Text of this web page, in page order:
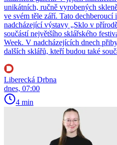
unikátních, ručně vyrobených
ve svém těle září. Tato
nadcházející výstavy „Sklo v
součástí největšího sklářského
Week. V nadcházejících dnech
dalších sklářů, kteří budou také
Liberecká Drbna
dnes, 07:00
4 min